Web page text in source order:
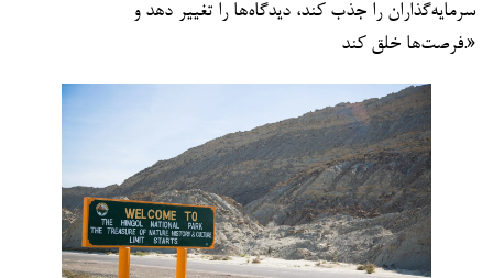
سرمایه‌گذاران را جذب کند، دیدگاه‌ها را تغییر دهد و
فرصت‌ها خلق کند.»